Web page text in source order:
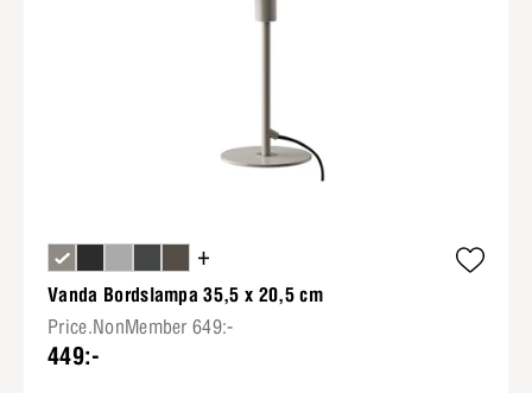
+
Vanda Bordslampa 35,5 x 20,5 cm
Price.NonMember 649:-
449:-